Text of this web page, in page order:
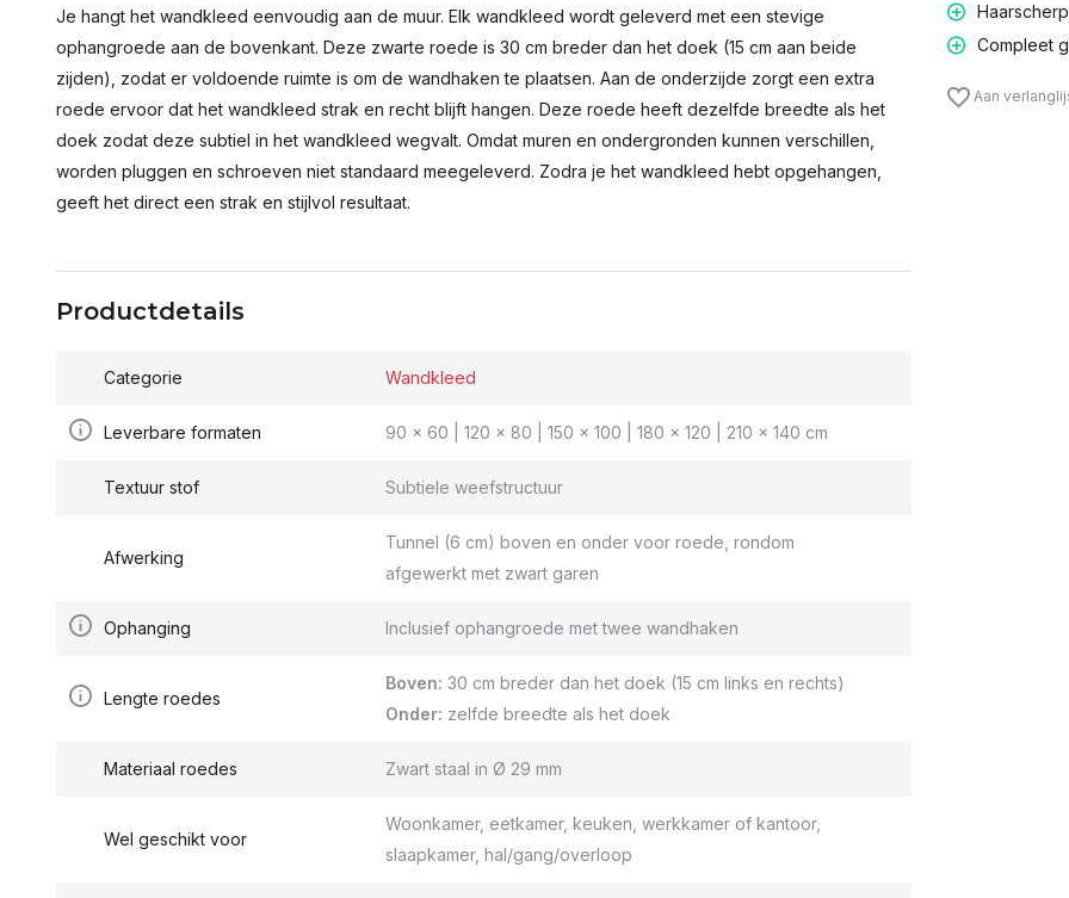
Je hangt het wandkleed eenvoudig aan de muur. Elk wandkleed wordt geleverd met een stevige
ophangroede aan de bovenkant. Deze zwarte roede is 30 cm breder dan het doek (15 cm aan beide
zijden), zodat er voldoende ruimte is om de wandhaken te plaatsen. Aan de onderzijde zorgt een extra
roede ervoor dat het wandkleed strak en recht blijft hangen. Deze roede heeft dezelfde breedte als het
doek zodat deze subtiel in het wandkleed wegvalt. Omdat muren en ondergronden kunnen verschillen,
worden pluggen en schroeven niet standaard meegeleverd. Zodra je het wandkleed hebt opgehangen,
geeft het direct een strak en stijlvol resultaat.
Productdetails
Categorie Wandkleed
Leverbare formaten 90 x 60 | 120 x 80 | 150 x 100 | 180 x 120 | 210 x 140 cm
Textuur stof Subtiele weefstructuur
Afwerking
Tunnel (6 cm) boven en onder voor roede, rondom
afgewerkt met zwart garen
Ophanging Inclusief ophangroede met twee wandhaken
Lengte roedes
Boven: 30 cm breder dan het doek (15 cm links en rechts)
Onder: zelfde breedte als het doek
Materiaal roedes Zwart staal in Ø 29 mm
Wel geschikt voor
Woonkamer, eetkamer, keuken, werkkamer of kantoor,
slaapkamer, hal/gang/overloop
Compleet
Aan